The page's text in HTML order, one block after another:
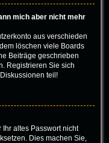
mich aber nicht mehr
aus verschieden
löschen viele Boards
Beiträge geschrieben
Registrieren Sie sich
teil!
Ihr altes Passwort nicht
Dies machen Sie,